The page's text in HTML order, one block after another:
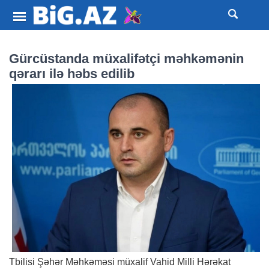
Gürcüstanda müxalifətçi məhkəmənin
qərarı ilə həbs edilib
Tbilisi Şəhər Məhkəməsi müxalif Vahid Milli Hərəkat